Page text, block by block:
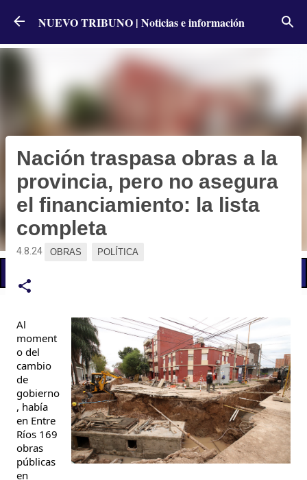
Ir al contenido principal
NUEVO TRIBUNO | Noticias e información
Nación traspasa obras a la
provincia, pero no asegura
el financiamiento: la lista
completa
4.8.24 OBRAS POLÍTICA
Al
moment
o del
cambio
de
gobierno
, había
en Entre
Ríos 169
obras
públicas
en